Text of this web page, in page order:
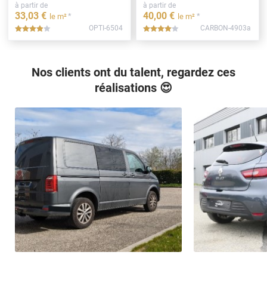
à partir de
33,03 € le m²*
***** OPTI-6504
à partir de
40,00 € le m² *
***** CARBON-4903a
Nos clients ont du talent, regardez ces
réalisations 😍